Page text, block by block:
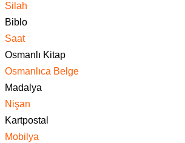
Silah
Biblo
Saat
Osmanlı Kitap
Osmanlıca Belge
Madalya
Nişan
Kartpostal
Mobilya